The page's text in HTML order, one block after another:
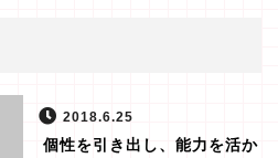
2018.6.25
個性を引き出し、能力を活か